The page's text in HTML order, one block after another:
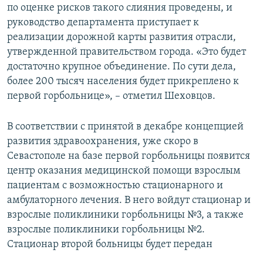
по оценке рисков такого слияния проведены, и
руководство департамента приступает к
реализации дорожной карты развития отрасли,
утвержденной правительством города. «Это будет
достаточно крупное объединение. По сути дела,
более 200 тысяч населения будет прикреплено к
первой горбольнице», – отметил Шеховцов.
В соответствии с принятой в декабре концепцией
развития здравоохранения, уже скоро в
Севастополе на базе первой горбольницы появится
центр оказания медицинской помощи взрослым
пациентам с возможностью стационарного и
амбулаторного лечения. В него войдут стационар и
взрослые поликлиники горбольницы №3, а также
взрослые поликлиники горбольницы №2.
Стационар второй больницы будет передан